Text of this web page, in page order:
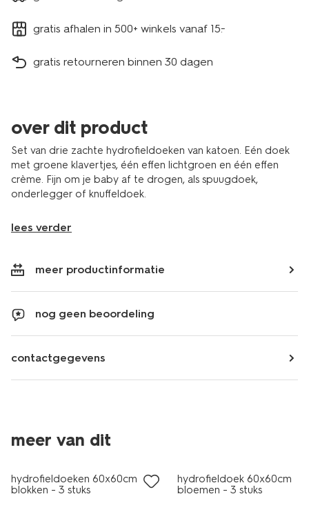
gratis afhalen in 500+ winkels vanaf 15.-
gratis retourneren binnen 30 dagen
over dit product
Set van drie zachte hydrofieldoeken van katoen. Eén doek
met groene klavertjes, één effen lichtgroen en één effen
crème. Fijn om je baby af te drogen, als spuugdoek,
onderlegger of knuffeldoek.
lees verder
meer productinformatie
nog geen beoordeling
contactgegevens
meer van dit
3 stuks
hydrofieldoeken 60x60cm
blokken - 3 stuks
hydrofieldoek 60x60cm
bloemen - 3 stuks